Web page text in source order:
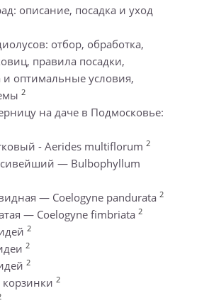
описание, посадка и уход
отбор, обработка,
правила посадки,
и оптимальные условия,
2
на даче в Подмосковье:
- Aerides multiflorum 2
— Bulbophyllum
— Coelogyne pandurata 2
— Coelogyne fimbriata 2
2
2
2
2